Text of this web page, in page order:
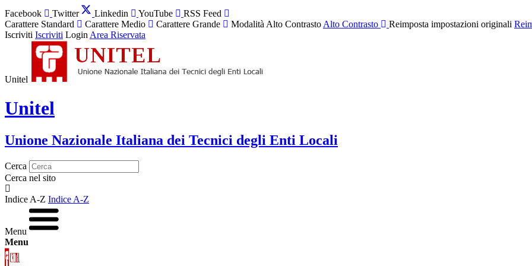
Facebook Twitter Linkedin YouTube
RSS Feed
Carattere Standard
Carattere Medio Carattere Grande Modalità Alto Contrasto Alto Contrasto Reimposta impostazioni originali
Iscriviti Iscriviti Login Area Riservata
Unitel
Unitel
Unione Nazionale Italiana dei Tecnici degli Enti Locali
Cerca
Cerca nel sito
Indice A-Z Indice A-Z
Menu
Menu